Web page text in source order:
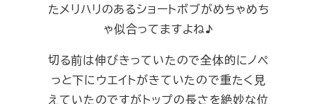
たメリハリのあるショートボブがめちゃめち
ゃ似合ってますよね♪
切る前は伸びきっていたので全体的にノペ
っと下にウエイトがきていたので重たく見
えていたのですがトップの長さを絶妙な位